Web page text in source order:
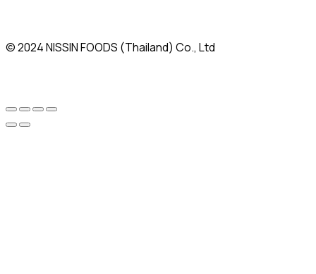
© 2024 NISSIN FOODS (Thailand) Co., Ltd